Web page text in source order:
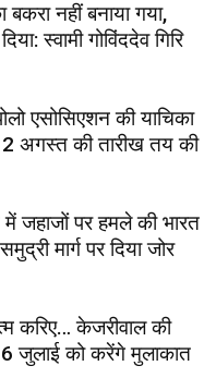
नहीं बनाया गया,
स्वामी गोविंददेव गिरि
एसोसिएशन की याचिका
अगस्त की तारीख तय की
जहाजों पर हमले की भारत
मार्ग पर दिया जोर
करिए… केजरीवाल की
जुलाई को करेंगे मुलाकात